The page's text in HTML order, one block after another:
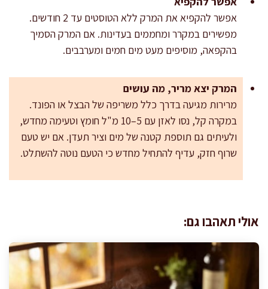
אפשר להקפיא את המרק ללא הטוסטים עד 2 חודשים.
מפשירים במקרר ומחממים בעדינות. אם המרק הסמיך
בהקפאה, מוסיפים מעט מים חמים ומערבבים.
המרק יצא מריר, מה עושים
מרירות מגיעה בדרך כלל משריפה של הבצל או הפונד.
במקרה קל, נסו לאזן עם 5–10 מ"ל חומץ וטעימה מחדש,
ולעיתים גם תוספת קטנה של מים וציר תעדן. אם יש טעם
שרוף חזק, עדיף להתחיל מחדש כי הטעם נוטה להשתלט.
אולי תאהבו גם: